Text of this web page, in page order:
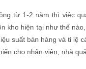
từ 1-2 năm thì việc
kho hiện tại như thế
suất bán hàng và tỉ lệ
cho nhân viên, nhà